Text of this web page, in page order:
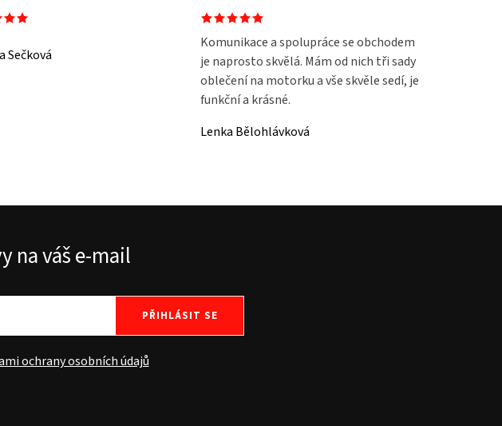
Sečková
Komunikace a spolupráce se obchodem
je naprosto skvělá. Mám od nich tři sady
oblečení na motorku a vše skvěle sedí, je
funkční a krásné.
Lenka Bělohlávková
na váš e-mail
ochrany osobních údajů
PŘIHLÁSIT SE